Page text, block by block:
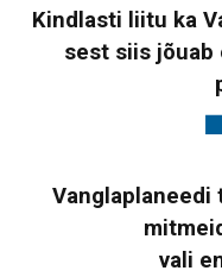
Kindlasti liitu ka
sest siis
Vanglaplaneedi
vali